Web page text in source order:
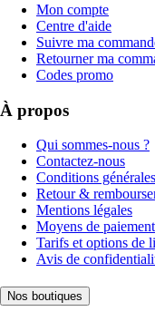
Mon compte
Centre d'aide
Suivre ma
Retourner ma
Codes promo
À propos
Qui sommes-nous ?
Contactez-nous
Conditions
Retour &
Mentions légales
Moyens de paiement
Tarifs et options de
Avis de
Nos boutiques